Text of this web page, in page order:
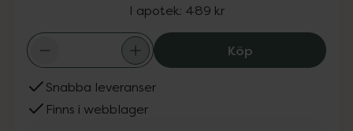
I apotek: 489 kr
KöpJohn Masters
Snabba leveranser
Finns i webblager